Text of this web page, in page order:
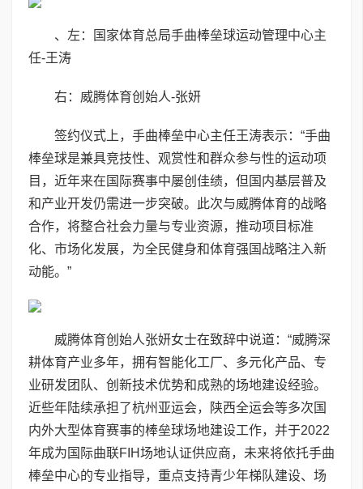
、左：国家体育总局手曲棒垒球运动管理中心主
任-王涛
右：威腾体育创始人-张妍
签约仪式上，手曲棒垒中心主任王涛表示：“手曲
棒垒球是兼具竞技性、观赏性和群众参与性的运动项
目，近年来在国际赛事中屡创佳绩，但国内基层普及
和产业开发仍需进一步突破。此次与威腾体育的战略
合作，将整合社会力量与专业资源，推动项目标准
化、市场化发展，为全民健身和体育强国战略注入新
动能。”
威腾体育创始人张妍女士在致辞中说道：“威腾深
耕体育产业多年，拥有智能化工厂、多元化产品、专
业研发团队、创新技术优势和成熟的场地建设经验。
近些年陆续承担了杭州亚运会，陕西全运会等多次国
内外大型体育赛事的棒垒球场地建设工作，并于2022
年成为国际曲联FIH场地认证供应商，未来将依托手曲
棒垒中心的专业指导，重点支持青少年梯队建设、场